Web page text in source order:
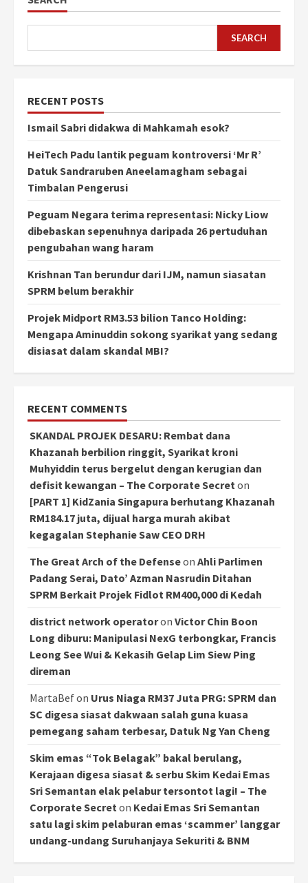
SEARCH
RECENT POSTS
Ismail Sabri didakwa di Mahkamah esok?
HeiTech Padu lantik peguam kontroversi ‘Mr R’
Datuk Sandraruben Aneelamagham sebagai
Timbalan Pengerusi
Peguam Negara terima representasi: Nicky Liow
dibebaskan sepenuhnya daripada 26 pertuduhan
pengubahan wang haram
Krishnan Tan berundur dari IJM, namun siasatan
SPRM belum berakhir
Projek Midport RM3.53 bilion Tanco Holding:
Mengapa Aminuddin sokong syarikat yang sedang
disiasat dalam skandal MBI?
RECENT COMMENTS
SKANDAL PROJEK DESARU: Rembat dana
Khazanah berbilion ringgit, Syarikat kroni
Muhyiddin terus bergelut dengan kerugian dan
defisit kewangan – The Corporate Secreton
[PART 1] KidZania Singapura berhutang Khazanah
RM184.17 juta, dijual harga murah akibat
kegagalan Stephanie Saw CEO DRH
The Great Arch of the Defenseon Ahli Parlimen
Padang Serai, Dato’ Azman Nasrudin Ditahan
SPRM Berkait Projek Fidlot RM400,000 di Kedah
district network operatoron Victor Chin Boon
Long diburu: Manipulasi NexG terbongkar, Francis
Leong See Wui & Kekasih Gelap Lim Siew Ping
direman
MartaBefon Urus Niaga RM37 Juta PRG: SPRM dan
SC digesa siasat dakwaan salah guna kuasa
pemegang saham terbesar, Datuk Ng Yan Cheng
Skim emas “Tok Belagak” bakal berulang,
Kerajaan digesa siasat & serbu Skim Kedai Emas
Sri Semantan elak pelabur tersontot lagi! – The
Corporate Secreton Kedai Emas Sri Semantan
satu lagi skim pelaburan emas ‘scammer’ langgar
undang-undang Suruhanjaya Sekuriti & BNM